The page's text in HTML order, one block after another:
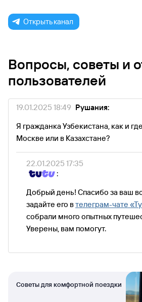
Открыть канал
Вопросы, советы и
пользователей
19.01.2025 18:49 Рушания:
Я гражданка Узбекистана, как и
Москве или в Казахстане?
22.01.2025 17:35
:
Добрый день! Спасибо за ваш
задайте его втелеграм-чате
собрали много опытных
Уверены, вам помогут.
Советы для комфортной поездки